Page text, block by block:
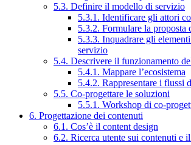
5.3. Definire il modello di servizio
5.3.1. Identificare gli attori
5.3.2. Formulare la proposta
5.3.3. Inquadrare gli
servizio
5.4. Descrivere il funzionamento
5.4.1. Mappare l’ecosistema
5.4.2. Rappresentare i flussi
5.5. Co-progettare le soluzioni
5.5.1. Workshop di co-
6. Progettazione dei contenuti
6.1. Cos’è il content design
6.2. Ricerca utente sui contenuti e